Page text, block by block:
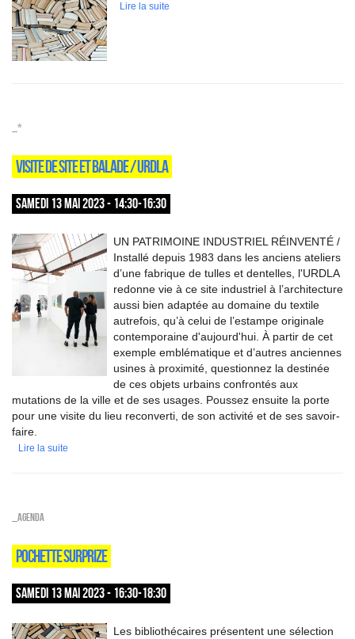
Lire la suite
_*
VISITE DE SITE ET BALADE / URDLA
SAMEDI 13 MAI 2023 - 14:30-16:30
UN PATRIMOINE INDUSTRIEL RÉINVENTÉ /
Installé depuis 1983 dans les anciens ateliers
d’une fabrique de tulles et dentelles, l'URDLA
redonne vie à ce site industriel à l’architecture
aussi bien adaptée au domaine du textile
autrefois, qu’à celui de l’estampe originale
contemporaine d'aujourd'hui. À partir de cet
exemple emblématique et d’autres anciennes
usines à proximité, questionnez la destinée
de ces objets urbains confrontés aux
mutations de la ville et de ses usages. Poussez ensuite la porte
pour une visite du lieu reconverti, de son activité et de ses savoir-
faire.
Lire la suite
_Agenda
POCHETTE SURPRIZE
SAMEDI 13 MAI 2023 - 16:30-18:30
Les bibliothécaires présentent une sélection